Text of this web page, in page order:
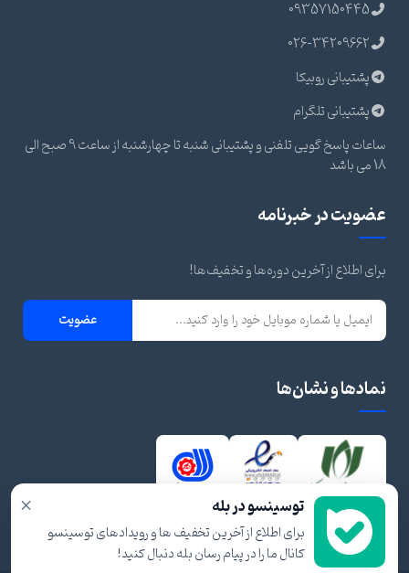
09357150445
026-34209662
پشتیبانی روبیکا
پشتیبانی تلگرام
ساعات پاسخ گویی تلفنی و پشتیبانی شنبه تا چهارشنبه از ساعت 9 صبح الی
18 می باشد
عضویت در خبرنامه
برای اطلاع از آخرین دوره‌ها و تخفیف‌ها!
عضویت
نمادها و نشان‌ها
× توسینسو در بله
برای اطلاع از آخرین تخفیف ها و رویدادهای توسینسو
کانال ما را در پیام رسان بله دنبال کنید!